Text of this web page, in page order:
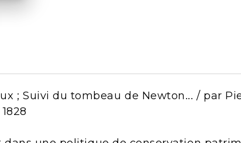
; Suivi du tombeau de Newton... / par